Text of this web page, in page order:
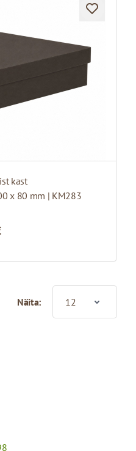
kast
x 80 mm | KM283
Näita: